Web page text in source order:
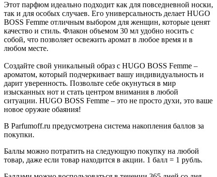
Этот парфюм идеально подходит как для повседневной носки,
так и для особых случаев. Его универсальность делает HUGO
BOSS Femme отличным выбором для женщин, которые ценят
качество и стиль. Флакон объемом 30 мл удобно носить с
собой, что позволяет освежить аромат в любое время и в
любом месте.
Создайте свой уникальный образ с HUGO BOSS Femme –
ароматом, который подчеркивает вашу индивидуальность и
дарит уверенность. Позвольте себе окунуться в мир
изысканных нот и стать центром внимания в любой
ситуации. HUGO BOSS Femme – это не просто духи, это ваше
новое оружие обаяния!
В Parfumoff.ru предусмотрена система накопления баллов за
покупки.
Баллы можно потратить на следующую покупку на любой
товар, даже если товар находится в акции. 1 балл = 1 рубль.